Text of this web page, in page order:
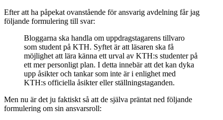
Efter att ha påpekat ovanstående för ansvarig avdelning får jag
följande formulering till svar:
Bloggarna ska handla om uppdragstagarens tillvaro
som student på KTH. Syftet är att läsaren ska få
möjlighet att lära känna ett urval av KTH:s studenter på
ett mer personligt plan. I detta innebär att det kan dyka
upp åsikter och tankar som inte är i enlighet med
KTH:s officiella åsikter eller ställningstaganden.
Men nu är det ju faktiskt så att de själva präntat ned följande
formulering om sin ansvarsroll: